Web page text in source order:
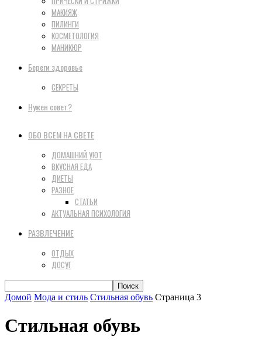
МАКИЯЖ
ПИЛИНГИ
КОСМЕТОЛОГИЯ
МАНИКЮР
Береги здоровье
СЕКРЕТЫ
Нужен совет?
ОБО ВСЕМ НА СВЕТЕ
ДОМАШНИЙ УЮТ
ВКУСНАЯ ЕДА
ДИЕТЫ
РАЗНОЕ
СТАТЬИ
АКТУАЛЬНАЯ ПСИХОЛОГИЯ
РАЗВЛЕЧЕНИЕ
ОТДЫХ
ДОСУГ
Домой Мода и стиль Стильная обувь Страница 3
Стильная обувь